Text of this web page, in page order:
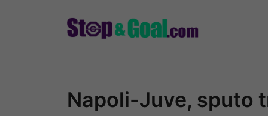
Napoli-Juve, sputo